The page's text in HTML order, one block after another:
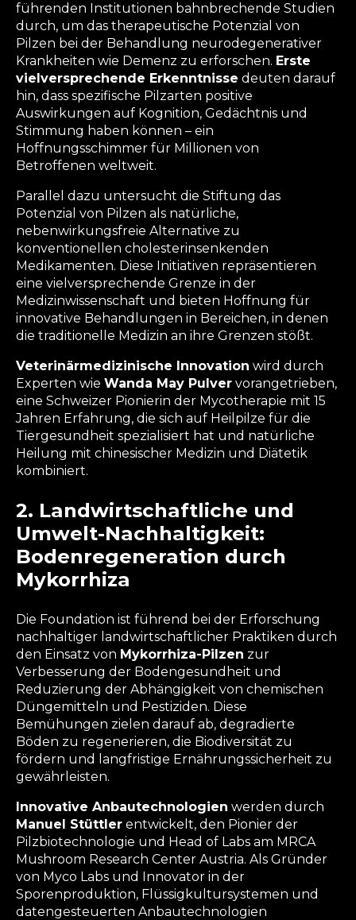
führenden Institutionen bahnbrechende Studien
durch, um das therapeutische Potenzial von
Pilzen bei der Behandlung neurodegenerativer
Krankheiten wie Demenz zu erforschen. Erste
vielversprechende Erkenntnisse deuten darauf
hin, dass spezifische Pilzarten positive
Auswirkungen auf Kognition, Gedächtnis und
Stimmung haben können – ein
Hoffnungsschimmer für Millionen von
Betroffenen weltweit.
Parallel dazu untersucht die Stiftung das
Potenzial von Pilzen als natürliche,
nebenwirkungsfreie Alternative zu
konventionellen cholesterinsenkenden
Medikamenten. Diese Initiativen repräsentieren
eine vielversprechende Grenze in der
Medizinwissenschaft und bieten Hoffnung für
innovative Behandlungen in Bereichen, in denen
die traditionelle Medizin an ihre Grenzen stößt.
Veterinärmedizinische Innovation wird durch
Experten wie Wanda May Pulver vorangetrieben,
eine Schweizer Pionierin der Mycotherapie mit 15
Jahren Erfahrung, die sich auf Heilpilze für die
Tiergesundheit spezialisiert hat und natürliche
Heilung mit chinesischer Medizin und Diätetik
kombiniert.
2. Landwirtschaftliche und
Umwelt-Nachhaltigkeit:
Bodenregeneration durch
Mykorrhiza
Die Foundation ist führend bei der Erforschung
nachhaltiger landwirtschaftlicher Praktiken durch
den Einsatz von Mykorrhiza-Pilzen zur
Verbesserung der Bodengesundheit und
Reduzierung der Abhängigkeit von chemischen
Düngemitteln und Pestiziden. Diese
Bemühungen zielen darauf ab, degradierte
Böden zu regenerieren, die Biodiversität zu
fördern und langfristige Ernährungssicherheit zu
gewährleisten.
Innovative Anbautechnologien werden durch
Manuel Stüttler entwickelt, den Pionier der
Pilzbiotechnologie und Head of Labs am MRCA
Mushroom Research Center Austria. Als Gründer
von Myco Labs und Innovator in der
Sporenproduktion, Flüssigkultursystemen und
datengesteuerten Anbautechnologien